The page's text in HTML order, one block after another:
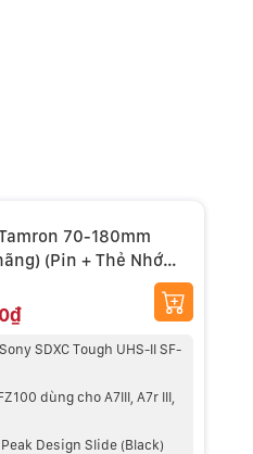
70-180mm
(Pin + Thẻ Nhớ
+ Bộ Vệ Sinh)
SDXC Tough UHS-II SF-
dùng cho A7III, A7r III,
Design Slide (Black)